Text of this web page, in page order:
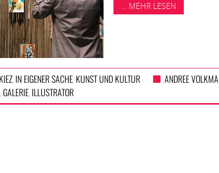
... MEHR LESEN
, IN EIGENER SACHE, KUNST UND KULTUR ANDREE
, GALERIE, ILLUSTRATOR